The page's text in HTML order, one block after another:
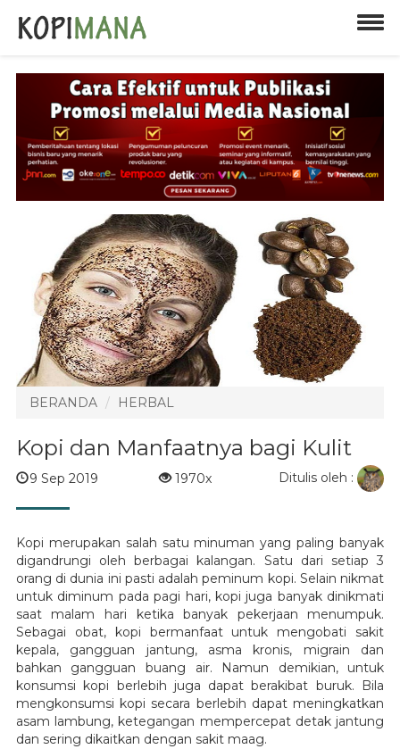
BERANDA HERBAL
Kopi dan Manfaatnya bagi Kulit
9 Sep 2019 1970x Ditulis oleh :
Kopi merupakan salah satu minuman yang paling banyak
digandrungi oleh berbagai kalangan. Satu dari setiap 3
orang di dunia ini pasti adalah peminum kopi. Selain nikmat
untuk diminum pada pagi hari, kopi juga banyak dinikmati
saat malam hari ketika banyak pekerjaan menumpuk.
Sebagai obat, kopi bermanfaat untuk mengobati sakit
kepala, gangguan jantung, asma kronis, migrain dan
bahkan gangguan buang air. Namun demikian, untuk
konsumsi kopi berlebih juga dapat berakibat buruk. Bila
mengkonsumsi kopi secara berlebih dapat meningkatkan
asam lambung, ketegangan mempercepat detak jantung
dan sering dikaitkan dengan sakit maag.